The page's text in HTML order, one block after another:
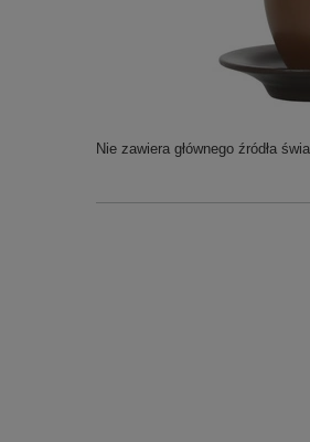
Nie zawiera głównego źródła